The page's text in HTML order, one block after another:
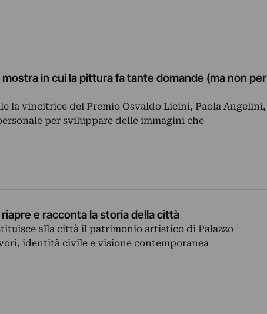
mostra in cui la pittura fa tante domande (ma non per
la vincitrice del Premio Osvaldo Licini, Paola Angelini,
per sviluppare delle immagini che
e racconta la storia della città
alla città il patrimonio artistico di Palazzo
identità civile e visione contemporanea